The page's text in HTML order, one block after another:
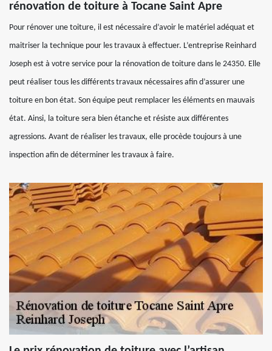
rénovation de toiture à Tocane Saint Apre
Pour rénover une toiture, il est nécessaire d’avoir le matériel adéquat et
maitriser la technique pour les travaux à effectuer. L’entreprise Reinhard
Joseph est à votre service pour la rénovation de toiture dans le 24350. Elle
peut réaliser tous les différents travaux nécessaires afin d’assurer une
toiture en bon état. Son équipe peut remplacer les éléments en mauvais
état. Ainsi, la toiture sera bien étanche et résiste aux différentes
agressions. Avant de réaliser les travaux, elle procède toujours à une
inspection afin de déterminer les travaux à faire.